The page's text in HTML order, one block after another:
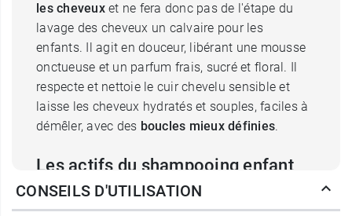
les cheveuxet ne fera donc pas de l'étape du
lavage des cheveux un calvaire pour les
enfants. Il agit en douceur, libérant une mousse
onctueuse et un parfum frais, sucré et floral. Il
respecte et nettoie le cuir chevelu sensible et
laisse les cheveux hydratés et souples, faciles à
démêler, avec des boucles mieux définies.
Les actifs du shampooing enfant
Bubble Dream
CONSEILS D'UTILISATION